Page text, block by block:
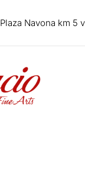
Plaza Navona km 5